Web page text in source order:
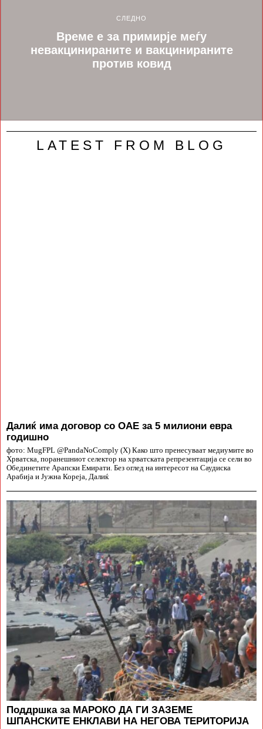
СЛЕДНО
Време е за примирје меѓу
невакцинираните и вакцинираните
против ковид
LATEST FROM BLOG
Далиќ има договор со ОАЕ за 5 милиони евра
годишно
фото: MugFPL @PandaNoComply (X) Како што пренесуваат медиумите во
Хрватска, поранешниот селектор на хрватската репрезентација се сели во
Обединетите Арапски Емирати. Без оглед на интересот на Саудиска
Арабија и Јужна Кореја, Далиќ
Поддршка за МАРОКО ДА ГИ ЗАЗЕМЕ
ШПАНСКИТЕ ЕНКЛАВИ НА НЕГОВА ТЕРИТОРИЈА